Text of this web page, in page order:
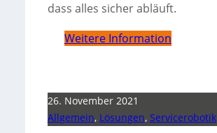
dass alles sicher abläuft.
Weitere Information
26. November 2021
Allgemein, Lösungen, Servicerobotik